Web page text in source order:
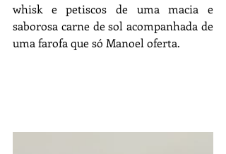
whisk e petiscos de uma macia e
saborosa carne de sol acompanhada de
uma farofa que só Manoel oferta.